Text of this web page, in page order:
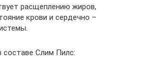
расщеплению жиров,
крови и сердечно –
Слим Пилс: